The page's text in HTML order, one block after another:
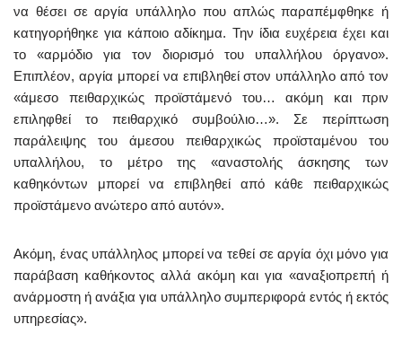
να θέσει σε αργία υπάλληλο που απλώς παραπέμφθηκε ή
κατηγορήθηκε για κάποιο αδίκημα. Την ίδια ευχέρεια έχει και
το «αρμόδιο για τον διορισμό του υπαλλήλου όργανο».
Επιπλέον, αργία μπορεί να επιβληθεί στον υπάλληλο από τον
«άμεσο πειθαρχικώς προϊστάμενό του… ακόμη και πριν
επιληφθεί το πειθαρχικό συμβούλιο…». Σε περίπτωση
παράλειψης του άμεσου πειθαρχικώς προϊσταμένου του
υπαλλήλου, το μέτρο της «αναστολής άσκησης των
καθηκόντων μπορεί να επιβληθεί από κάθε πειθαρχικώς
προϊστάμενο ανώτερο από αυτόν».
Ακόμη, ένας υπάλληλος μπορεί να τεθεί σε αργία όχι μόνο για
παράβαση καθήκοντος αλλά ακόμη και για «αναξιοπρεπή ή
ανάρμοστη ή ανάξια για υπάλληλο συμπεριφορά εντός ή εκτός
υπηρεσίας».